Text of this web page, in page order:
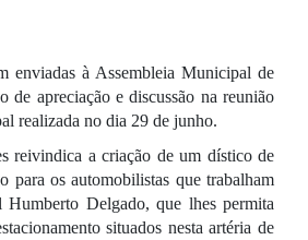
enviadas à Assembleia Municipal de
de apreciação e discussão na reunião
realizada no dia 29 de junho.
reivindica a criação de um dístico de
para os automobilistas que trabalham
Humberto Delgado, que lhes permita
situados nesta artéria de